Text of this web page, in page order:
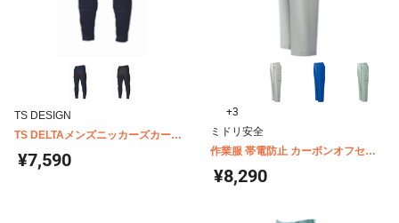
TS DESIGN
TS DELTAメンズニッカーズカーゴ
パンツ 5434
¥7,590
+3
ミドリ安全
作業服 帯電防止 カーボンオフセッ
ト VE50シリーズ カーゴパンツ（秋
冬用）
¥8,290